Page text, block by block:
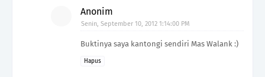
Anonim
Senin, September 10, 2012 1:14:00 PM
Buktinya saya kantongi sendiri Mas Walank :)
Hapus